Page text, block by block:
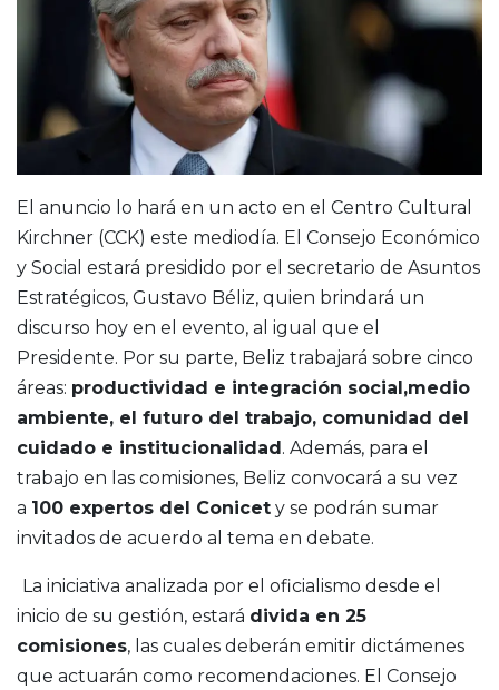
El anuncio lo hará en un acto en el Centro Cultural
Kirchner (CCK) este mediodía. El Consejo Económico
y Social estará presidido por el secretario de Asuntos
Estratégicos, Gustavo Béliz, quien brindará un
discurso hoy en el evento, al igual que el
Presidente. Por su parte, Beliz trabajará sobre cinco
áreas: productividad e integración social,medio
ambiente, el futuro del trabajo, comunidad del
cuidado e institucionalidad . Además, para el
trabajo en las comisiones, Beliz convocará a su vez
a 100 expertos del Conicet y se podrán sumar
invitados de acuerdo al tema en debate.
La iniciativa analizada por el oficialismo desde el
inicio de su gestión, estará divida en 25
comisiones, las cuales deberán emitir dictámenes
que actuarán como recomendaciones. El Consejo